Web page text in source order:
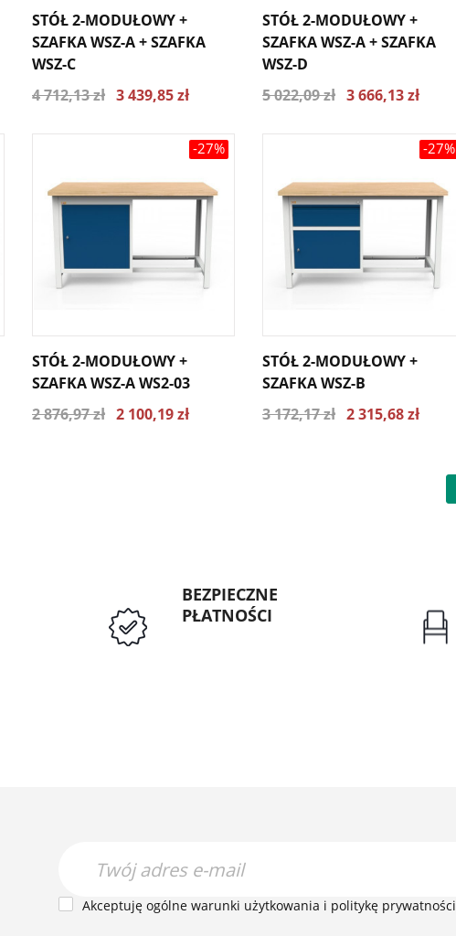
STÓŁ 2-MODUŁOWY +
SZAFKA WSZ-A + SZAFKA
WSZ-C
4 712,13 zł 3 439,85 zł
STÓŁ 2-MODUŁOWY +
SZAFKA WSZ-A + SZAFKA
WSZ-D
5 022,09 zł 3 666,13 zł
-27%
STÓŁ 2-MODUŁOWY +
SZAFKA WSZ-A WS2-03
2 876,97 zł 2 100,19 zł
-27%
STÓŁ 2-MODUŁOWY +
SZAFKA WSZ-B
3 172,17 zł 2 315,68 zł
BEZPIECZNE
PŁATNOŚCI
Akceptuję ogólne warunki użytkowania i politykę prywatności